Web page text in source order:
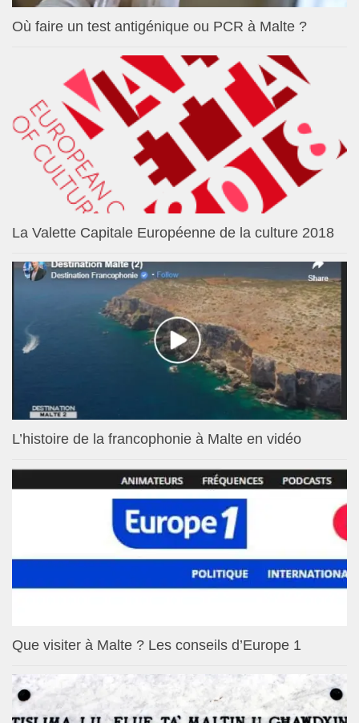
Où faire un test antigénique ou PCR à Malte ?
La Valette Capitale Européenne de la culture 2018
L’histoire de la francophonie à Malte en vidéo
Que visiter à Malte ? Les conseils d’Europe 1